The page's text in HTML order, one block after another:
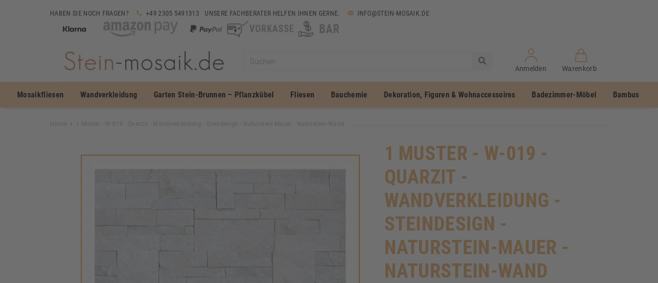
HABEN SIE NOCH FRAGEN? +49 2305 5491313 UNSERE FACHBERATER HELFEN IHNEN GERNE. INFO@STEIN-MOSAIK.DE
Anmelden Warenkorb
Mosaikfliesen Wandverkleidung Garten Stein-Brunnen – Pflanzkübel Fliesen Bauchemie Dekoration, Figuren & Wohnaccessoires Badezimmer-Möbel Bambus
Home 1 Muster - W-019 - Quarzit - Wandverkleidung - Steindesign - Naturstein-Mauer - Naturstein-Wand
1 MUSTER - W-019 -
QUARZIT -
WANDVERKLEIDUNG -
STEINDESIGN -
NATURSTEIN-MAUER -
NATURSTEIN-WAND